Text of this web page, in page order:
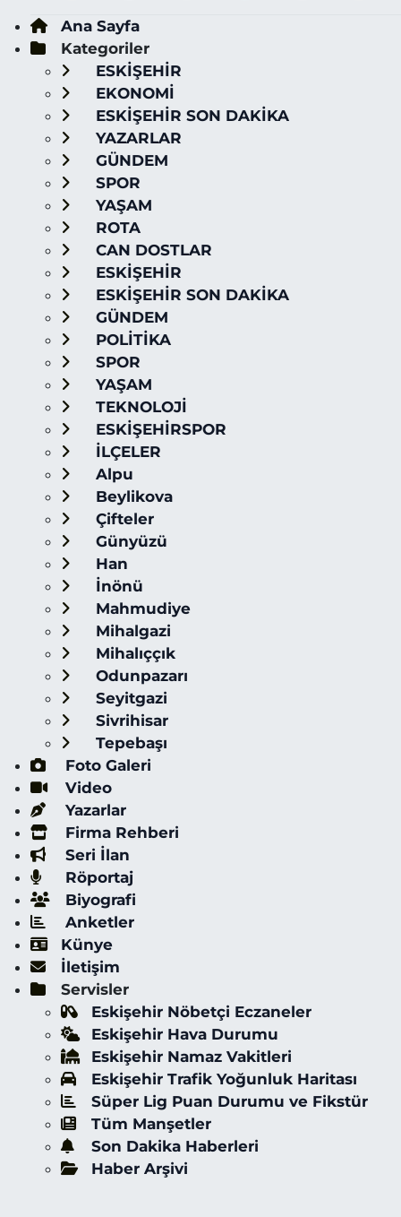
Ana Sayfa
Kategoriler
ESKİŞEHİR
EKONOMİ
ESKİŞEHİR SON DAKİKA
YAZARLAR
GÜNDEM
SPOR
YAŞAM
ROTA
CAN DOSTLAR
ESKİŞEHİR
ESKİŞEHİR SON DAKİKA
GÜNDEM
POLİTİKA
SPOR
YAŞAM
TEKNOLOJİ
ESKİŞEHİRSPOR
İLÇELER
Alpu
Beylikova
Çifteler
Günyüzü
Han
İnönü
Mahmudiye
Mihalgazi
Mihalıççık
Odunpazarı
Seyitgazi
Sivrihisar
Tepebaşı
Foto Galeri
Video
Yazarlar
Firma Rehberi
Seri İlan
Röportaj
Biyografi
Anketler
Künye
İletişim
Servisler
Eskişehir Nöbetçi Eczaneler
Eskişehir Hava Durumu
Eskişehir Namaz Vakitleri
Eskişehir Trafik Yoğunluk Haritası
Süper Lig Puan Durumu ve Fikstür
Tüm Manşetler
Son Dakika Haberleri
Haber Arşivi